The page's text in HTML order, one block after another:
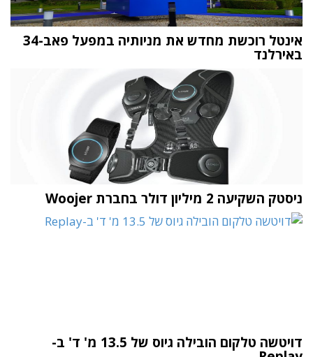
אינטל רוכשת מחדש את מניותיה במפעל פאב-34
באירלנד
ניסטק השקיעה 2 מיליון דולר בחברת Woojer
דויטשה טלקום הובילה גיוס של 13.5 מ' ד' ב-